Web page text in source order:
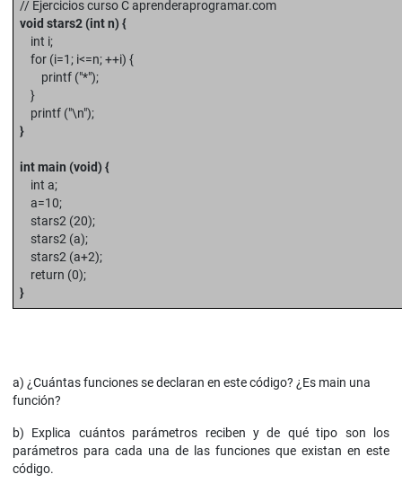
// Ejercicios curso C aprenderaprogramar.com
void stars2 (int n) {
int i;
for (i=1; i<=n; ++i) {
printf ("*");
}
printf ("\n");
}
int main (void) {
int a;
a=10;
stars2 (20);
stars2 (a);
stars2 (a+2);
return (0);
}
a) ¿Cuántas funciones se declaran en este código? ¿Es main una
función?
b) Explica cuántos parámetros reciben y de qué tipo son los
parámetros para cada una de las funciones que existan en este
código.